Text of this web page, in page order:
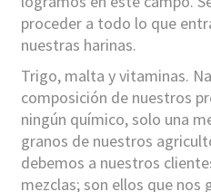
proceder a todo lo que
nuestras harinas.
Trigo, malta y vitaminas.
composición de nuestros
ningún químico, solo una
granos de nuestros
debemos a nuestros
mezclas; son ellos que nos